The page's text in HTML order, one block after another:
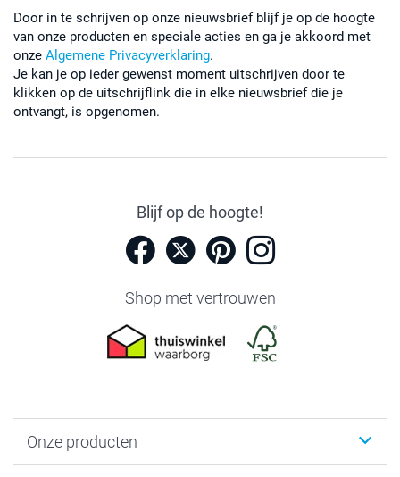
Door in te schrijven op onze nieuwsbrief blijf je op de hoogte
van onze producten en speciale acties en ga je akkoord met
onze Algemene Privacyverklaring.
Je kan je op ieder gewenst moment uitschrijven door te
klikken op de uitschrijflink die in elke nieuwsbrief die je
ontvangt, is opgenomen.
Blijf op de hoogte!
Shop met vertrouwen
Onze producten